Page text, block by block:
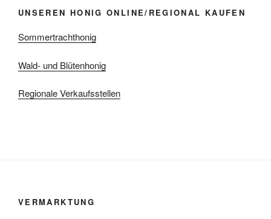
UNSEREN HONIG ONLINE/REGIONAL KAUFEN
Sommertrachthonig
Wald- und Blütenhonig
Regionale Verkaufsstellen
VERMARKTUNG